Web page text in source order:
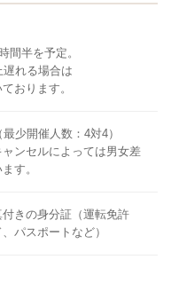
間半を予定。
れる場合は
おります。
少開催人数：4対4）
ンセルによっては男女差
す。
きの身分証（運転免許
パスポートなど）